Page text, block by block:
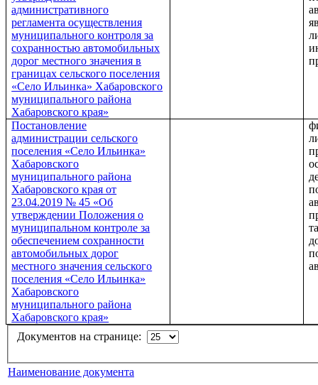
административного
регламента осуществления
муниципального контроля за
сохранностью автомобильных
дорог местного значения в
границах сельского поселения
«Село Ильинка» Хабаровского
муниципального района
Хабаровского края»
Постановление
администрации сельского
поселения «Село Ильинка»
Хабаровского
муниципального района
Хабаровского края от
23.04.2019 № 45 «Об
утверждении Положения о
муниципальном контроле за
обеспечением сохранности
автомобильных дорог
местного значения сельского
поселения «Село Ильинка»
Хабаровского
муниципального района
Хабаровского края»
Документов на странице:
Наименование документа